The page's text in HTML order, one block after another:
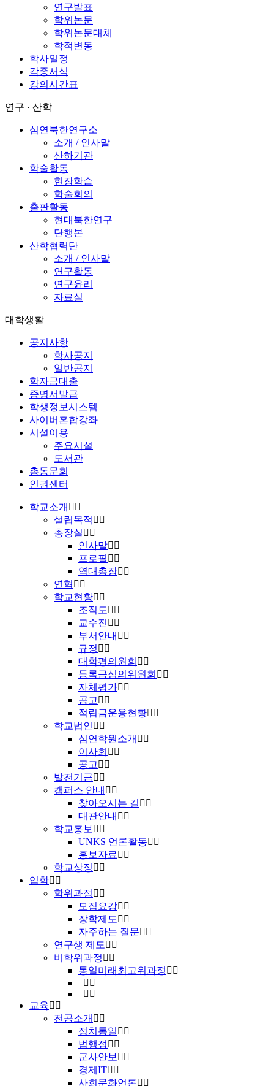
연구발표
학위논문
학위논문대체
학적변동
학사일정
각종서식
강의시간표
연구 · 산학
심연북한연구소
소개 / 인사말
산하기관
학술활동
현장학습
학술회의
출판활동
현대북한연구
단행본
산학협력단
소개 / 인사말
연구활동
연구윤리
자료실
대학생활
공지사항
학사공지
일반공지
학자금대출
증명서발급
학생정보시스템
사이버혼합강좌
시설이용
주요시설
도서관
총동문회
인권센터
학교소개
설립목적
총장실
인사말
프로필
역대총장
연혁
학교현황
조직도
교수진
부서안내
규정
대학평의원회
등록금심의위원회
자체평가
공고
적립금운용현황
학교법인
심연학원소개
이사회
공고
발전기금
캠퍼스 안내
찾아오시는 길
대관안내
학교홍보
UNKS 언론활동
홍보자료
학교상징
입학
학위과정
모집요강
장학제도
자주하는 질문
연구생 제도
비학위과정
통일미래최고위과정
–
–
교육
전공소개
정치통일
법행정
군사안보
경제IT
사회문화언론